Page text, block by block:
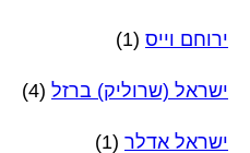
ירוחם וייס (1)
ישראל (שרוליק) ברזל (4)
ישראל אדלר (1)